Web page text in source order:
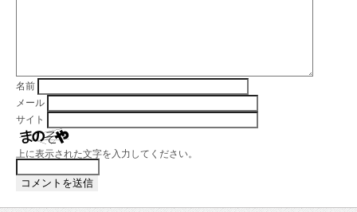
名前
メール
サイト
上に表示された文字を入力してください。